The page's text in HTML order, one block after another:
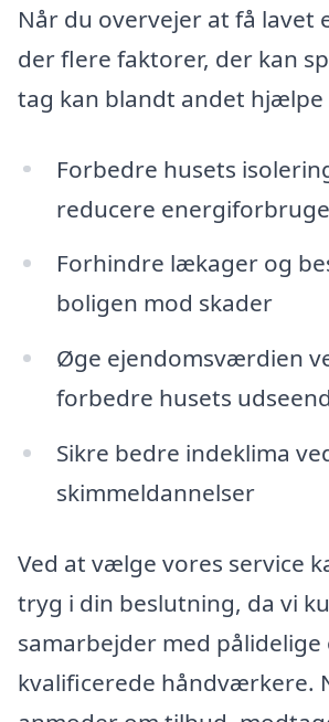
Når du overvejer at få lavet
der flere faktorer, der kan
tag kan blandt andet hjælpe
Forbedre husets
reducere
Forhindre lækager og
boligen mod skader
Øge ejendomsværdien
forbedre husets
Sikre bedre indeklima
skimmeldannelser
Ved at vælge vores service
tryg i din beslutning, da vi
samarbejder med pålidelige
kvalificerede håndværkere.